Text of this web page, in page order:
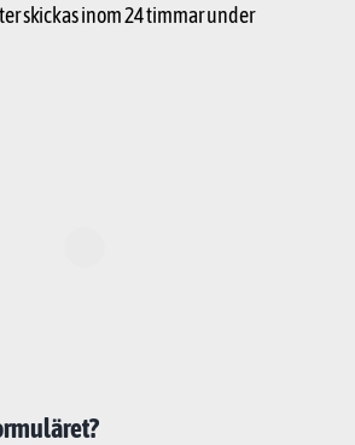
skickas inom 24 timmar under